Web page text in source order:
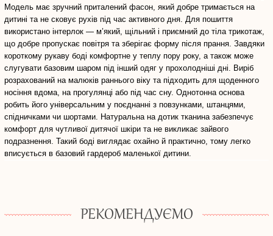
Модель має зручний приталений фасон, який добре тримається на
дитині та не сковує рухів під час активного дня. Для пошиття
використано інтерлок — м’який, щільний і приємний до тіла трикотаж,
що добре пропускає повітря та зберігає форму після прання. Завдяки
короткому рукаву боді комфортне у теплу пору року, а також може
слугувати базовим шаром під інший одяг у прохолодніші дні. Виріб
розрахований на малюків раннього віку та підходить для щоденного
носіння вдома, на прогулянці або під час сну. Однотонна основа
робить його універсальним у поєднанні з повзунками, штанцями,
спідничками чи шортами. Натуральна на дотик тканина забезпечує
комфорт для чутливої дитячої шкіри та не викликає зайвого
подразнення. Такий боді виглядає охайно й практично, тому легко
вписується в базовий гардероб маленької дитини.
РЕКОМЕНДУЄМО